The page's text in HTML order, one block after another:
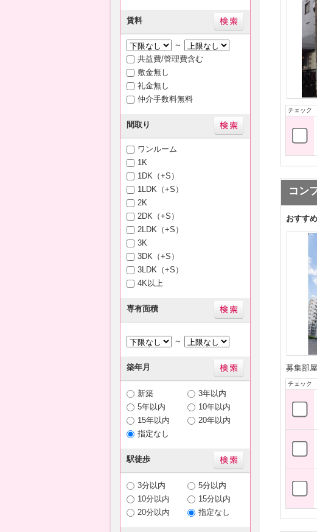
賃料
～
共益費/管理費含む
敷金無し
礼金無し
仲介手数料無料
間取り
ワンルーム
1K
1DK（+S）
1LDK（+S）
2K
2DK（+S）
2LDK（+S）
3K
3DK（+S）
3LDK（+S）
4K以上
専有面積
～
築年月
新築
3年以内
5年以内
10年以内
15年以内
20年以内
指定なし
駅徒歩
3分以内
5分以内
10分以内
15分以内
20分以内
指定なし
チェック
コン
おすす
募集部
チェック